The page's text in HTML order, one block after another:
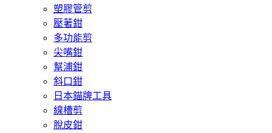
塑膠管剪
壓著鉗
多功能剪
尖嘴鉗
幫浦鉗
斜口鉗
日本錨牌工具
線槽剪
脫皮鉗